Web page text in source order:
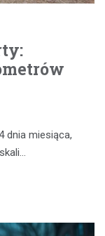
dnia miesiąca,